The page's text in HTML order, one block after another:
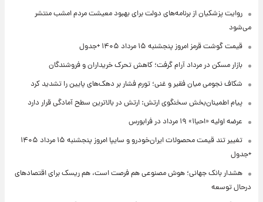
روایت پزشکیان از برنامه‌های دولت برای بهبود معیشت مردم امشب منتشر
می‌شود
قیمت گوشت قرمز امروز پنجشنبه ۱۵ مرداد ۱۴۰۵ +جدول
بازار مسکن در مرداد آرام گرفت؛ کاهش تحرک خریداران و فروشندگان
شکاف نجومی میان فقیر و غنی؛ تورم فشار بر دهک‌های پایین را تشدید کرد
پیام اطمینان‌بخش سخنگوی ارتش: ارتش در بالاترین سطح آمادگی قرار دارد
عرضه اولیه «احیا۱» ۱۹ مرداد در فرابورس
تغییر تند قیمت محصولات ایران‌خودرو و سایپا امروز پنجشنبه ۱۵ مرداد ۱۴۰۵
+جدول
هشدار بانک جهانی؛ هوش مصنوعی هم فرصت است، هم ریسک برای اقتصادهای
درحال توسعه